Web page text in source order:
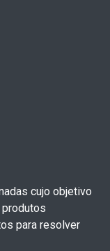
cujo objetivo
para resolver